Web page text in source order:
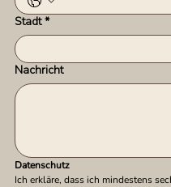
Stadt *
Nachricht
Datenschutz
Ich erkläre, dass ich mindestens